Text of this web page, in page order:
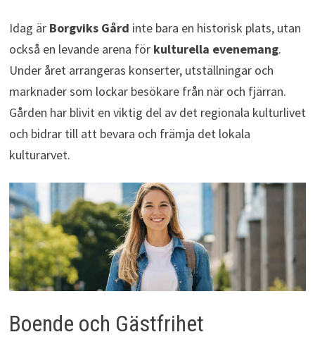
Idag är Borgviks Gård inte bara en historisk plats, utan
också en levande arena för kulturella evenemang.
Under året arrangeras konserter, utställningar och
marknader som lockar besökare från när och fjärran.
Gården har blivit en viktig del av det regionala kulturlivet
och bidrar till att bevara och främja det lokala
kulturarvet.
Boende och Gästfrihet